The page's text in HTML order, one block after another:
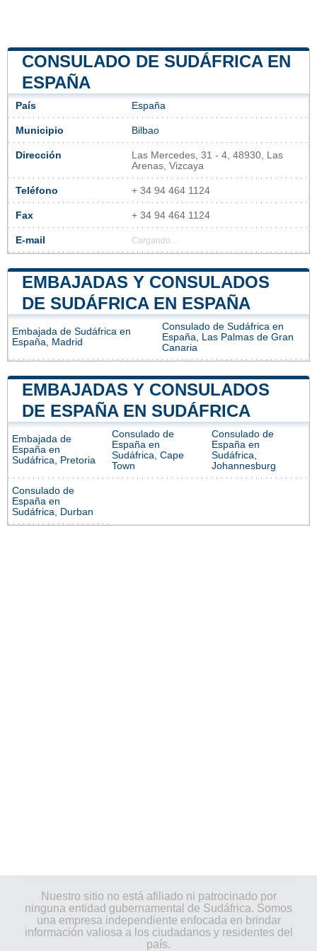
CONSULADO DE SUDÁFRICA EN
ESPAÑA
País España
Municipio Bilbao
Dirección
Las Mercedes, 31 - 4, 48930, Las
Arenas, Vizcaya
Teléfono + 34 94 464 1124
Fax + 34 94 464 1124
E-mail Cargando...
EMBAJADAS Y CONSULADOS
DE SUDÁFRICA EN ESPAÑA
Embajada de Sudáfrica en
España, Madrid
Consulado de Sudáfrica en
España, Las Palmas de Gran
Canaria
EMBAJADAS Y CONSULADOS
DE ESPAÑA EN SUDÁFRICA
Embajada de
España en
Sudáfrica, Pretoria
Consulado de
España en
Sudáfrica, Cape
Town
Consulado de
España en
Sudáfrica,
Johannesburg
Consulado de
España en
Sudáfrica, Durban
Nuestro sitio no está afiliado ni patrocinado por
ninguna entidad gubernamental de Sudáfrica. Somos
una empresa independiente enfocada en brindar
información valiosa a los ciudadanos y residentes del
país.